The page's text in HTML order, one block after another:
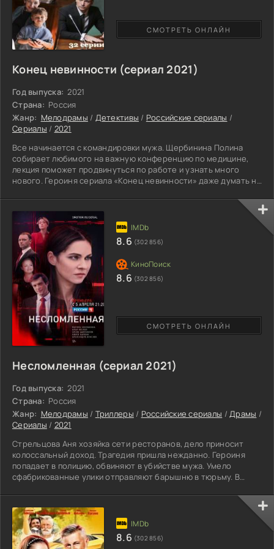
Конец невинности (сериал 2021)
Год выпуска: 2021
Страна: Россия
Жанр: Мелодрамы / Детективы / Российские сериалы /
Сериалы / 2021
Все начинается с командировки мужа. Щербинина Полина
собирает любимого на важную конференцию по медицине,
лекция поможет продвинуться по работе и узнать много
нового. Героиня сериала «Конец невинности» даже думать не
Неожиданно по новостям ведущий сообщает трагические
известия, самолет в котором летел Дмитрий, терпит
крушение, все пассажиры погибли. Скоро выясняется, что
Димы на роковом рейсе не было. Видео наблюдения
показало, что мужчина в
СМОТРЕТЬ ОНЛАЙН
Несломленная (сериал 2021)
Год выпуска: 2021
Страна: Россия
Жанр: Мелодрамы / Триллеры / Российские сериалы /Драмы /
Сериалы / 2021
Стрельцова Аня хозяйка сети ресторанов, дело приносит
колоссальный доход. Трагедия пришла нежданно. Героиня
попадает в полицию, обвиняют в убийстве мужа. Умело
сфабрикованные улики отправляют барышню в тюрьму. В
берет на попечение сестра Вика. Проходит 4 года,
появляется шанс выйти по УДО. Все шло по плану, ушлые
адвокаты гарантировали свободу заключенной. Неожиданно
Стрельцова решает совершить побег, причина тому потеря
связи с Викторией.
СМОТРЕТЬ ОНЛАЙН
8.6 (302 856)
8.6 (302 856)
8.6 (302 856)